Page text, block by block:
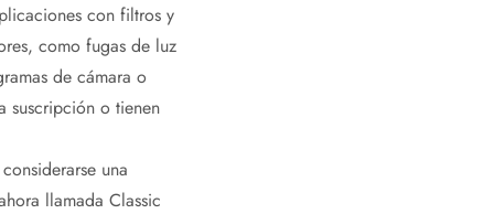
con filtros y
como fugas de luz
de cámara o
suscripción o tienen
una
llamada Classic